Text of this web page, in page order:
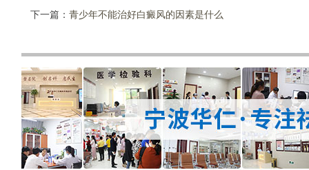
下一篇： 青少年不能治好白癜风的因素是什么